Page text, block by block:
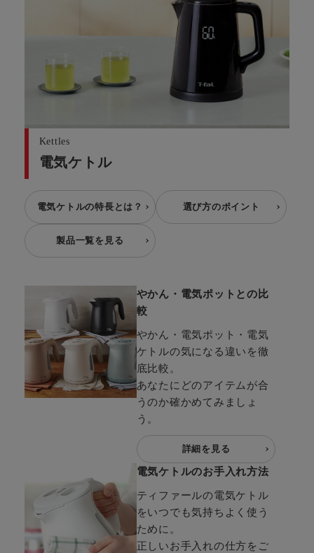
Kettles
電気ケトル
電気ケトルの特長とは？ 選び方のポイント
製品一覧を見る
やかん・電気ポットとの比
較
やかん・電気ポット・電気
ケトルの気になる違いを徹
底比較。
あなたにどのアイテムが合
うのか確かめてみましょ
う。
詳細を見る
電気ケトルのお手入れ方法
ティファールの電気ケトル
をいつでも気持ちよく使う
ために。
正しいお手入れの仕方をご